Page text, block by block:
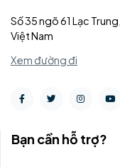
Số 35 ngõ 61 Lạc
Việt Nam
Xem đường đi
Bạn cần hỗ trợ?